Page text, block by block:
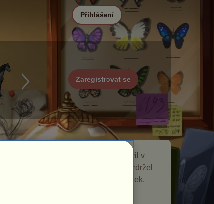
Zaregistrovat se
Přihlášení
Modrásek je toulavý kůň, který se objevil v
události toulaví koně. Krátce se zdržel
na vaší chovné farmě a nechal vám dárek.